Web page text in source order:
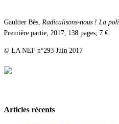
Gaultier Bès, Radicalisons-nous ! La
Première partie, 2017, 138 pages, 7 €.
© LA NEF n°293 Juin 2017
Articles récents